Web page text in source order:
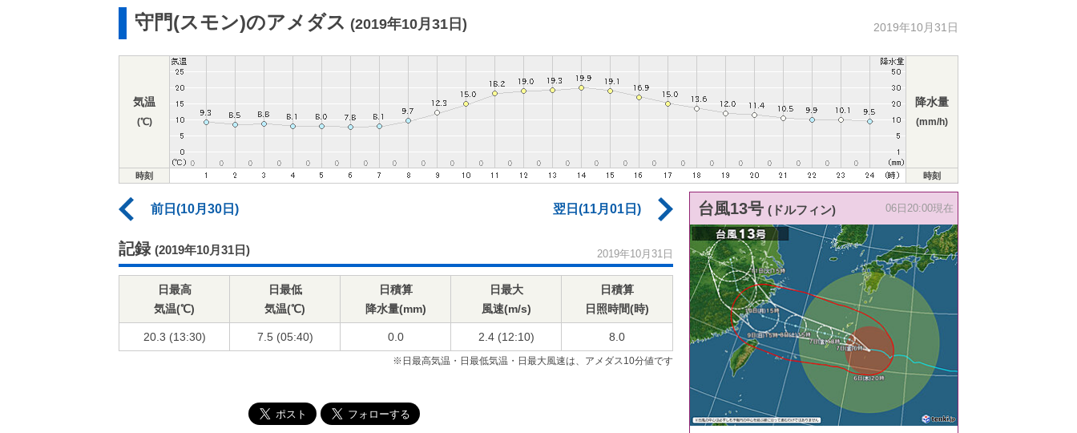
守門(スモン)のアメダス (2019年10月31日) 2019年10月31日
気温
(℃)
降水量
(mm/h)
時刻 時刻
前日(10月30日) 翌日(11月01日)
記録 (2019年10月31日) 2019年10月31日
日最高
気温(℃)
日最低
気温(℃)
日積算
降水量(mm)
日最大
風速(m/s)
日積算
日照時間(時)
20.3 (13:30) 7.5 (05:40) 0.0 2.4 (12:10) 8.0
※日最高気温・日最低気温・日最大風速は、アメダス10分値です
台風13号 (ドルフィン) 06日20:00現在